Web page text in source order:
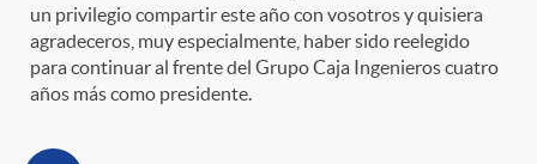
un privilegio compartir este año con vosotros y quisiera
agradeceros, muy especialmente, haber sido reelegido
para continuar al frente del Grupo Caja Ingenieros cuatro
años más como presidente.